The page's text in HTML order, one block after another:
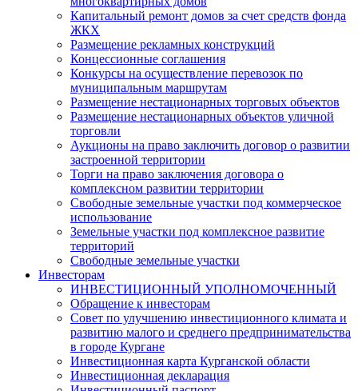
Капитальный ремонт домов за счет средств фонда
ЖКХ
Размещение рекламных конструкций
Концессионные соглашения
Конкурсы на осуществление перевозок по
муниципальным маршрутам
Размещение нестационарных торговых объектов
Размещение нестационарных объектов уличной
торговли
Аукционы на право заключить договор о развитии
застроенной территории
Торги на право заключения договора о
комплексном развитии территории
Свободные земельные участки под коммерческое
использование
Земельные участки под комплексное развитие
территорий
Свободные земельные участки
Инвесторам
ИНВЕСТИЦИОННЫЙ УПОЛНОМОЧЕННЫЙ
Обращение к инвесторам
Совет по улучшению инвестиционного климата и
развитию малого и среднего предпринимательства
в городе Кургане
Инвестиционная карта Курганской области
Инвестиционная декларация